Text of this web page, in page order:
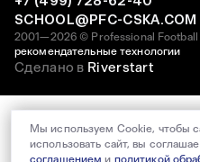
2001—2026 © Professional Football
рекомендательные технологии
SCHOOL@PFC-CSKA.COM
Сделано в Riverstart
Мы используем Cookie, чтобы
использовать сайт, вы
соглашением и политикой